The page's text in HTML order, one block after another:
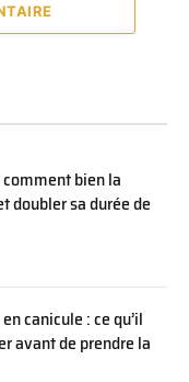
bien la
doubler sa durée de
canicule : ce qu’il
avant de prendre la